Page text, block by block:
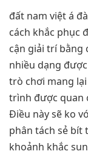
đất nam việt á
cách khắc phục
cận giải trí bằng
nhiều dạng
trò chơi mang
trình được quan
Điều này sẽ ko
phân tách sẻ bít
khoảnh khắc